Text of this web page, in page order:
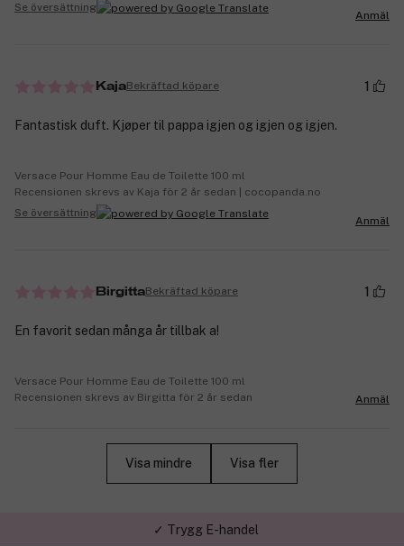
Se översättning
Anmäl
KajaBekräftad köpare 1
Fantastisk duft. Kjøper til pappa igjen og igjen og igjen.
Versace Pour Homme Eau de Toilette 100 ml
Recensionen skrevs av Kaja för 2 år sedan | cocopanda.no
Se översättning
Anmäl
BirgittaBekräftad köpare 1
En favorit sedan många år tillbak a!
Versace Pour Homme Eau de Toilette 100 ml
Recensionen skrevs av Birgitta för 2 år sedan
Anmäl
Visa mindre Visa fler
✓ Trygg E-handel